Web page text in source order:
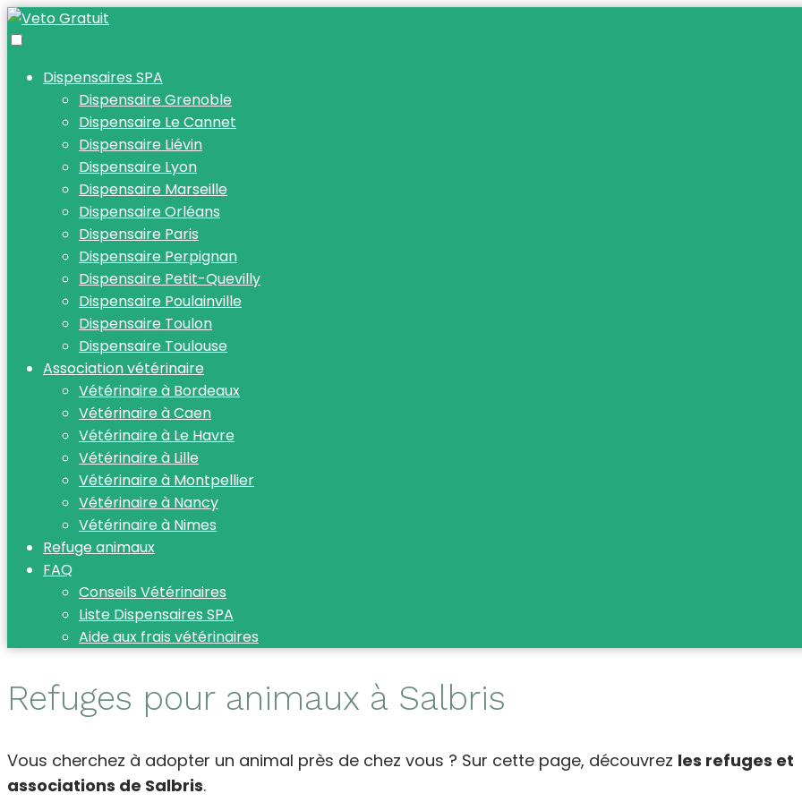
Dispensaires SPA
Dispensaire Grenoble
Dispensaire Le Cannet
Dispensaire Liévin
Dispensaire Lyon
Dispensaire Marseille
Dispensaire Orléans
Dispensaire Paris
Dispensaire Perpignan
Dispensaire Petit-Quevilly
Dispensaire Poulainville
Dispensaire Toulon
Dispensaire Toulouse
Association vétérinaire
Vétérinaire à Bordeaux
Vétérinaire à Caen
Vétérinaire à Le Havre
Vétérinaire à Lille
Vétérinaire à Montpellier
Vétérinaire à Nancy
Vétérinaire à Nimes
Refuge animaux
FAQ
Conseils Vétérinaires
Liste Dispensaires SPA
Aide aux frais vétérinaires
Refuges pour animaux à Salbris
Vous cherchez à adopter un animal près de chez vous ? Sur cette page, découvrez les refuges et
associations de Salbris.